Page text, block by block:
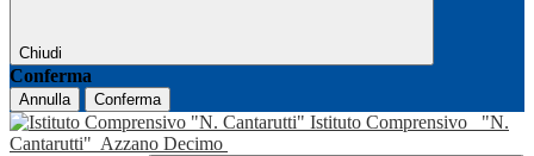
Chiudi
Conferma
Annulla Conferma
Istituto Comprensivo
"N.
Cantarutti" Azzano Decimo